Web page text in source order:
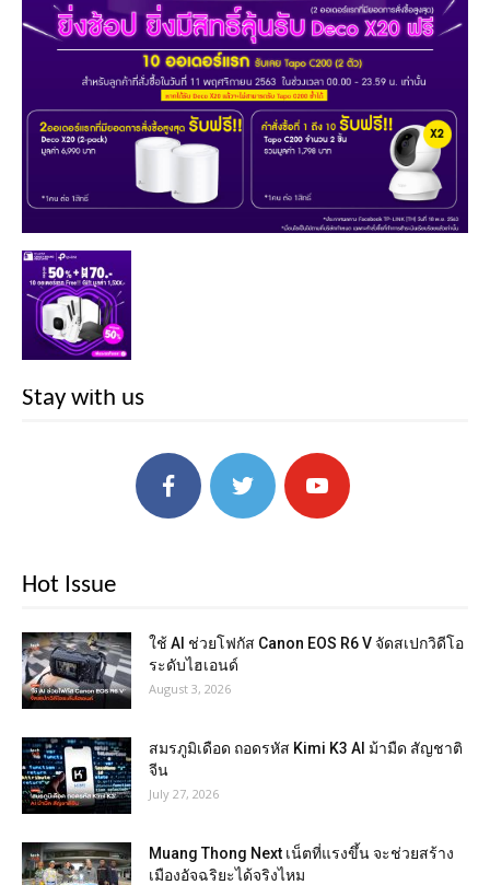
Stay with us
Hot Issue
ใช้ AI ช่วยโฟกัส Canon EOS R6 V จัดสเปกวิดีโอ
ระดับไฮเอนด์
August 3, 2026
สมรภูมิเดือด ถอดรหัส Kimi K3 AI ม้ามืด สัญชาติ
จีน
July 27, 2026
Muang Thong Next เน็ตที่แรงขึ้น จะช่วยสร้าง
เมืองอัจฉริยะได้จริงไหม